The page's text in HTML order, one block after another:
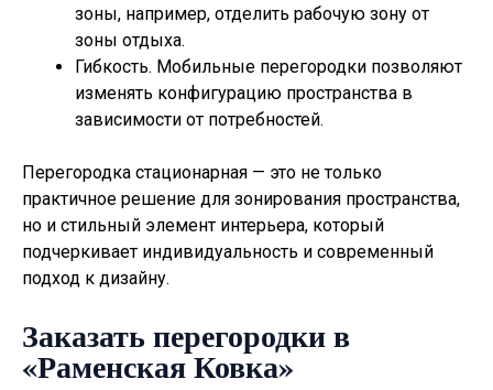
зоны, например, отделить рабочую зону от
зоны отдыха.
Гибкость. Мобильные перегородки позволяют
изменять конфигурацию пространства в
зависимости от потребностей.
Перегородка стационарная — это не только
практичное решение для зонирования пространства,
но и стильный элемент интерьера, который
подчеркивает индивидуальность и современный
подход к дизайну.
Заказать перегородки в
«Раменская Ковка»